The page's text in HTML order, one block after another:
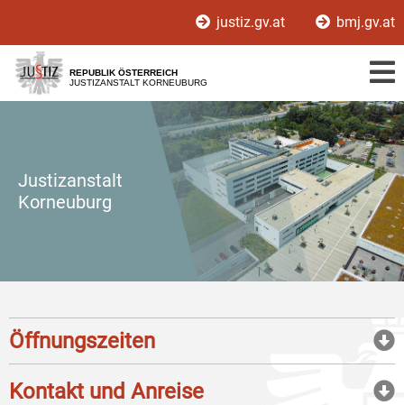
[1]
[2]
justiz.gv.at bmj.gv.at
REPUBLIK ÖSTERREICH
JUSTIZANSTALT KORNEUBURG
Justizanstalt
Korneuburg
Öffnungszeiten
Kontakt und Anreise